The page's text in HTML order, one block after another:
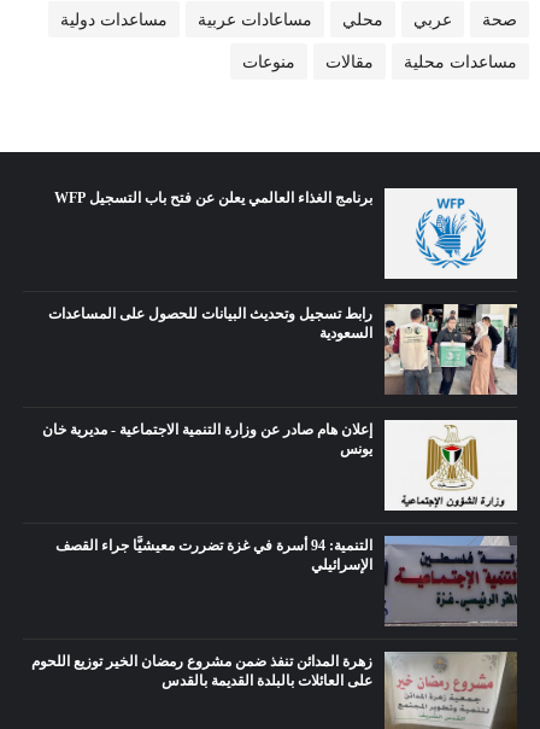
صحة عربي محلي مساعادات عربية مساعدات دولية
مساعدات محلية مقالات منوعات
برنامج الغذاء العالمي يعلن عن فتح باب التسجيل WFP
رابط تسجيل وتحديث البيانات للحصول على المساعدات
السعودية
إعلان هام صادر عن وزارة التنمية الاجتماعية - مديرية خان
يونس
التنمية: 94 أسرة في غزة تضررت معيشيًّا جراء القصف
الإسرائيلي
زهرة المدائن تنفذ ضمن مشروع رمضان الخير توزيع اللحوم
على العائلات بالبلدة القديمة بالقدس